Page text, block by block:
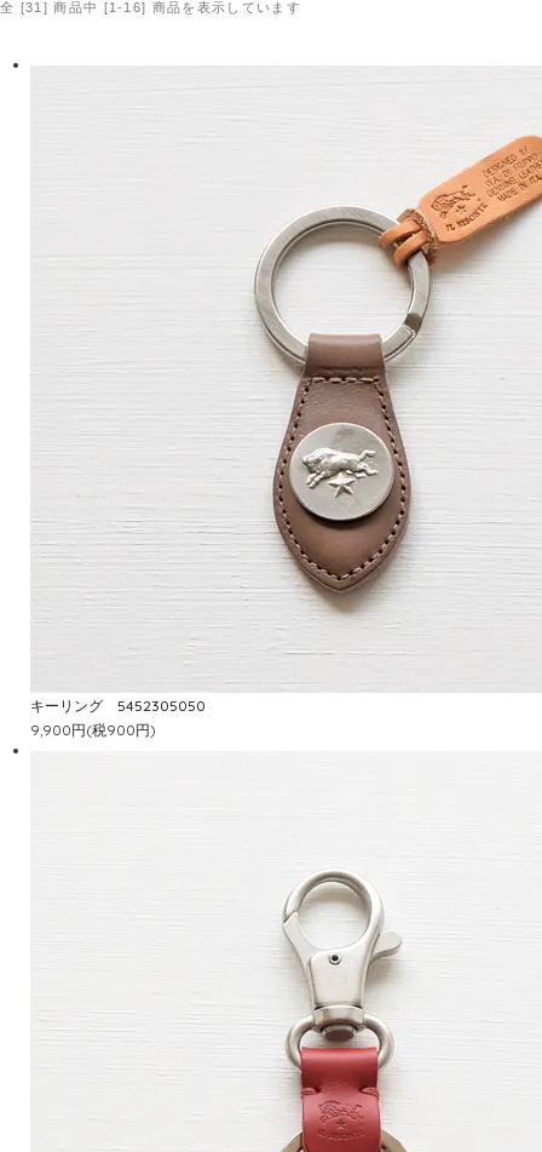
全 [31] 商品中 [1-16] 商品を表示しています
キーリング 5452305050
9,900円(税900円)